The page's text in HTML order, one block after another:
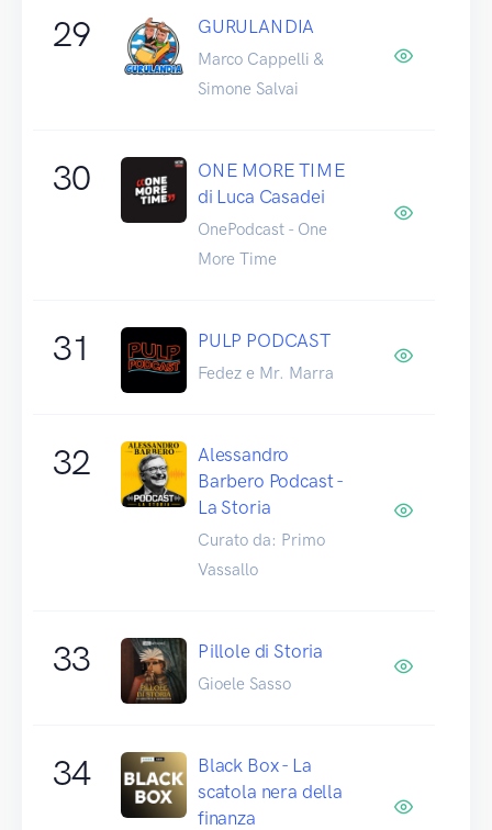
29 GURULANDIA
Marco Cappelli &
Simone Salvai
30
ONE MORE TIME
di Luca Casadei
OnePodcast - One
More Time
31 PULP PODCAST
Fedez e Mr. Marra
32
Alessandro
Barbero Podcast -
La Storia
Curato da: Primo
Vassallo
33 Pillole di Storia
Gioele Sasso
34
Black Box - La
scatola nera della
finanza